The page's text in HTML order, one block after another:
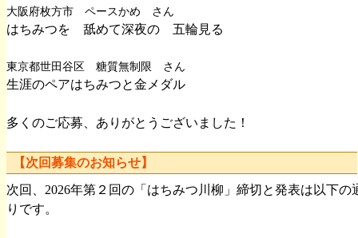
大阪府枚方市 ペースかめ さん
はちみつを 舐めて深夜の 五輪見る
東京都世田谷区 糖質無制限 さん
生涯のペアはちみつと金メダル
多くのご応募、ありがとうございました！
【次回募集のお知らせ】
次回、2026年第２回の「はちみつ川柳」締切と発表は以下の
りです。